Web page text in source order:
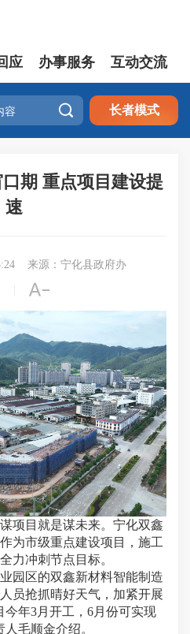
应 办事服务 互动交流
 长者模式
期 重点项目建设提
速
来源：宁化县政府办

目就是谋未来。宁化双鑫
为市级重点建设项目，施工
力冲刺节点目标。
区的双鑫新材料智能制造
员抢抓晴好天气，加紧开展
今年3月开工，6月份可实现
毛顺金介绍。